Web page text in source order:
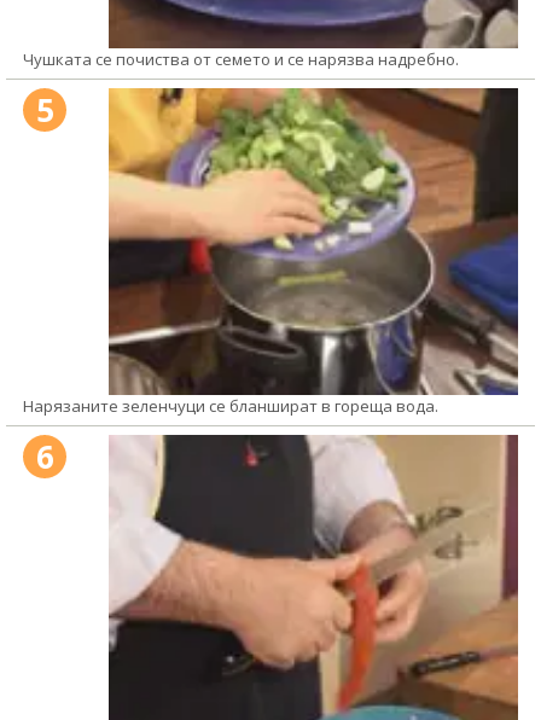
Чушката се почиства от семето и се нарязва надребно.
5
Нарязаните зеленчуци се бланшират в гореща вода.
6